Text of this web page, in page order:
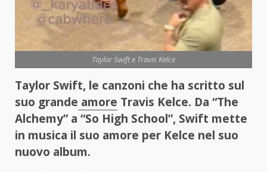
Taylor Swift e Travis Kelce
Taylor Swift, le canzoni che ha scritto sul
suo grande amore Travis Kelce. Da “The
Alchemy” a “So High School”, Swift mette
in musica il suo amore per Kelce nel suo
nuovo album.